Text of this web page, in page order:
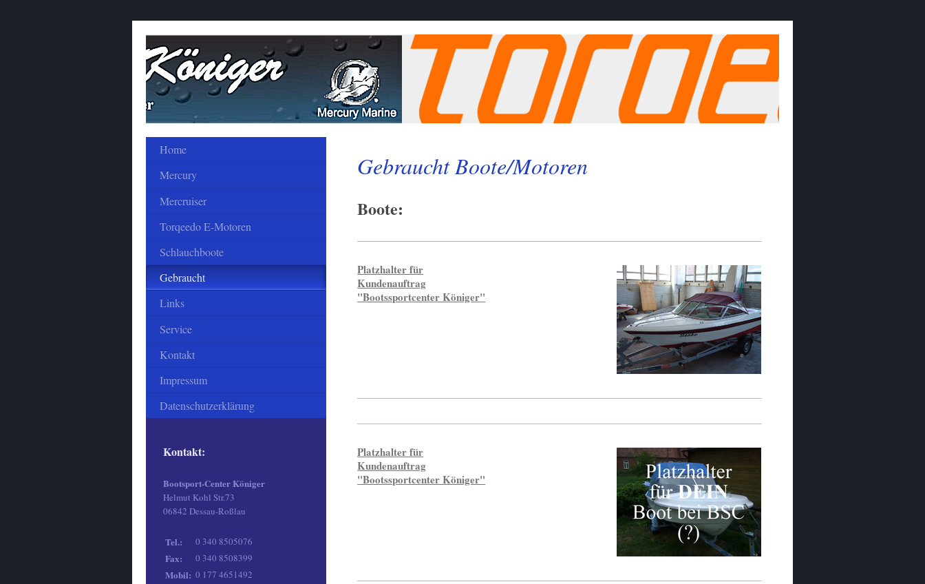
Gebraucht Boote/Motoren
Boote:
Platzhalter für
Kundenauftrag
"Bootssportcenter Königer"
Platzhalter für
Kundenauftrag
"Bootssportcenter Königer"
Home
Mercury
Mercruiser
Torqeedo E-Motoren
Schlauchboote
Gebraucht
Links
Service
Kontakt
Impressum
Datenschutzerklärung
Kontakt:
Bootsport-Center Königer
Helmut Kohl Str.73
06842 Dessau-Roßlau
Tel.: 0 340 8505076
Fax: 0 340 8508399
Mobil: 0 177 4651492